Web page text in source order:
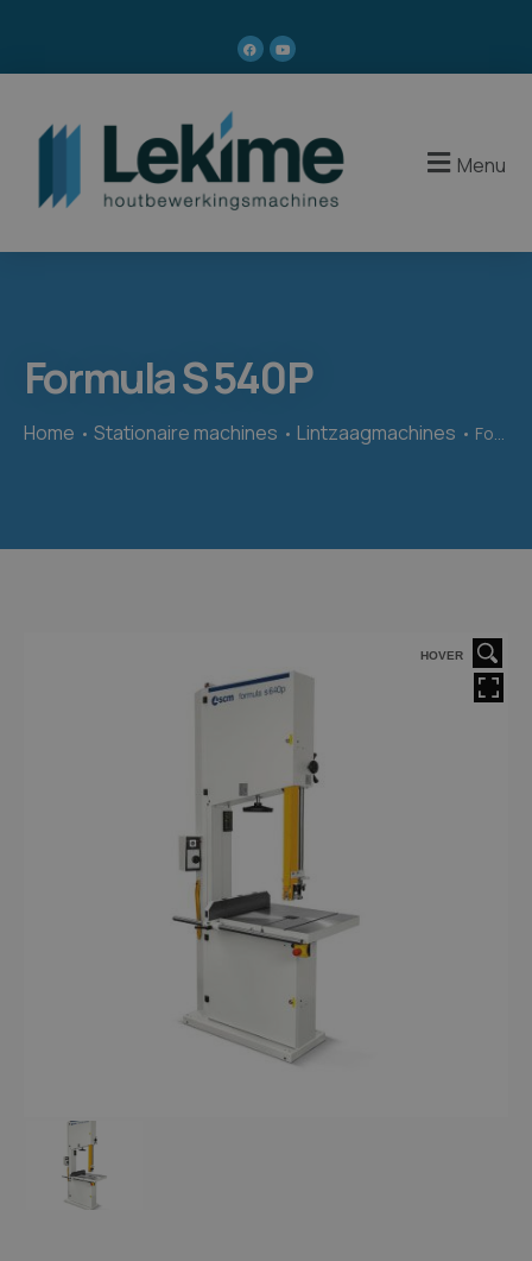
Menu
Formula S 540P
Home Stationaire machines Lintzaagmachines Formula S 540P
HOVER